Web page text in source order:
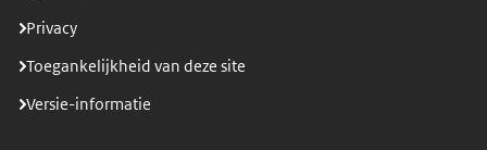
Privacy
Toegankelijkheid van deze site
Versie-informatie